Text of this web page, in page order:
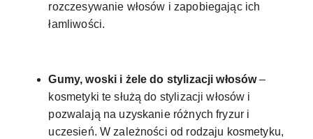
rozczesywanie włosów i zapobiegając ich
łamliwości.
Gumy, woski i żele do stylizacji włosów–
kosmetyki te służą do stylizacji włosów i
pozwalają na uzyskanie różnych fryzur i
uczesień. W zależności od rodzaju kosmetyku,